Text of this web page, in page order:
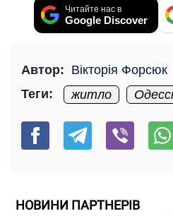
Читайте нас в
Google Discover
Автор: Вікторія Форсюк
Теги:
житло
НОВИНИ ПАРТНЕРІВ